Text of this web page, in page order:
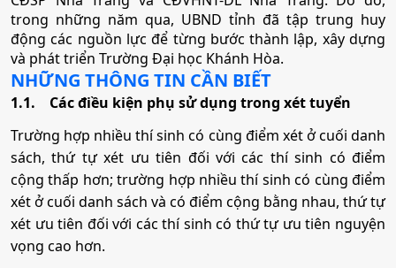
10. Ngôn ngữ học
•Mã ngành:7229020
•Chỉ tiêu: 70
• Tổ hợp:C00; C03; C04; D01; D09; D10; D14; D15;
D65; X70; X74; X78
11. Văn học
trong những năm qua, UBND tỉnh đã tập trung huy
động các nguồn lực để từng bước thành lập, xây dựng
và phát triển Trường Đại học Khánh Hòa.
NHỮNG THÔNG TIN CẦN BIẾT
1.1. Các điều kiện phụ sử dụng trong xét tuyển
Trường hợp nhiều thí sinh có cùng điểm xét ở cuối danh
sách, thứ tự xét ưu tiên đối với các thí sinh có điểm
cộng thấp hơn; trường hợp nhiều thí sinh có cùng điểm
xét ở cuối danh sách và có điểm cộng bằng nhau, thứ tự
xét ưu tiên đối với các thí sinh có thứ tự ưu tiên nguyện
vọng cao hơn.